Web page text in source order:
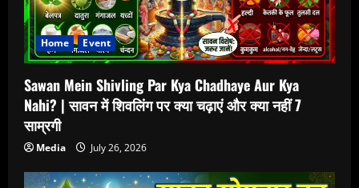
Home Event
Sawan Mein Shivling Par Kya Chadhaye Aur Kya
Nahi? | सावन में शिवलिंग पर क्या चढ़ाएं और क्या नहीं 7
साम्रगी
Media July 26, 2026